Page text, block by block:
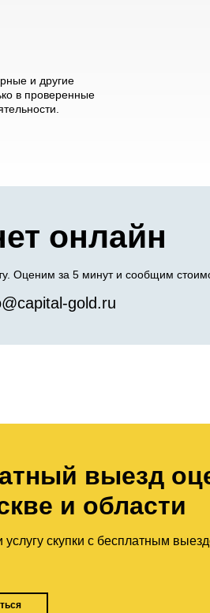
и другие
в проверенные
онлайн
за 5 минут и сообщим
gold.ru
выезд
и области
услугу скупки с бесплатным